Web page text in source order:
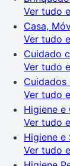
Ver tudo
Casa,
Ver tudo
Cuidado
Ver tudo
Cuidados
Ver tudo
Higiene e
Ver tudo
Higiene e
Ver tudo